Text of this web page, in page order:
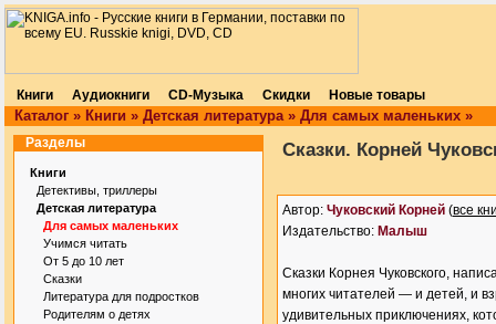
Книги Аудиокниги CD-Музыка Скидки Новые товары
Каталог » Книги » Детская литература» Для самых маленьких »
Разделы
Книги
Детективы, триллеры
Детская литература
Для самых маленьких
Учимся читать
От 5 до 10 лет
Сказки
Литература для подростков
Родителям о детях
Сказки. Корней
Автор: Чуковский Корней (все
Издательство: Малыш
Сказки Корнея Чуковского,
многих читателей — и детей, и
удивительных приключениях,